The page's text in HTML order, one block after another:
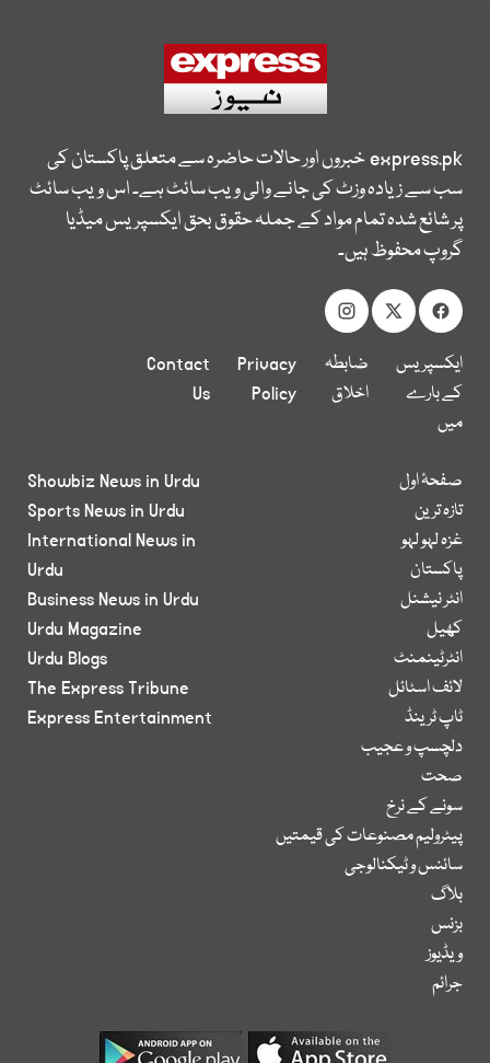
express.pkخبروں اور حالات حاضرہ سے متعلق پاکستان کی
سب سے زیادہ وزٹ کی جانے والی ویب سائٹ ہے۔ اس ویب سائٹ
پر شائع شدہ تمام مواد کے جملہ حقوق بحق ایکسپریس میڈیا
گروپ محفوظ ہیں۔
ایکسپریس
کے بارے
میں
ضابطہ
اخلاق
Privacy
Policy
Contact
Us
صفحۂ اول
تازہ ترین
غزہ لہو لہو
پاکستان
انٹر نیشنل
کھیل
انٹرٹینمنٹ
لائف اسٹائل
ٹاپ ٹرینڈ
دلچسپ و عجیب
صحت
سونے کے نرخ
پیٹرولیم مصنوعات کی قیمتیں
سائنس و ٹیکنالوجی
بلاگ
بزنس
ویڈیوز
جرائم
Showbiz News in Urdu
Sports News in Urdu
International News in
Urdu
Business News in Urdu
Urdu Magazine
Urdu Blogs
The Express Tribune
Express Entertainment